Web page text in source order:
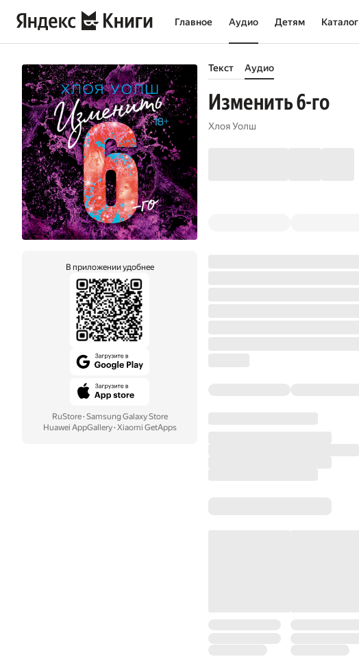
Главное Аудио Детям Каталог
В приложении удобнее
RuStore· Samsung Galaxy Store
Huawei AppGallery· Xiaomi GetApps
Текст Аудио
Изменить 6-го
Хлоя Уолш